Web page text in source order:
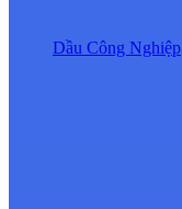
Dầu Công Nghiệp